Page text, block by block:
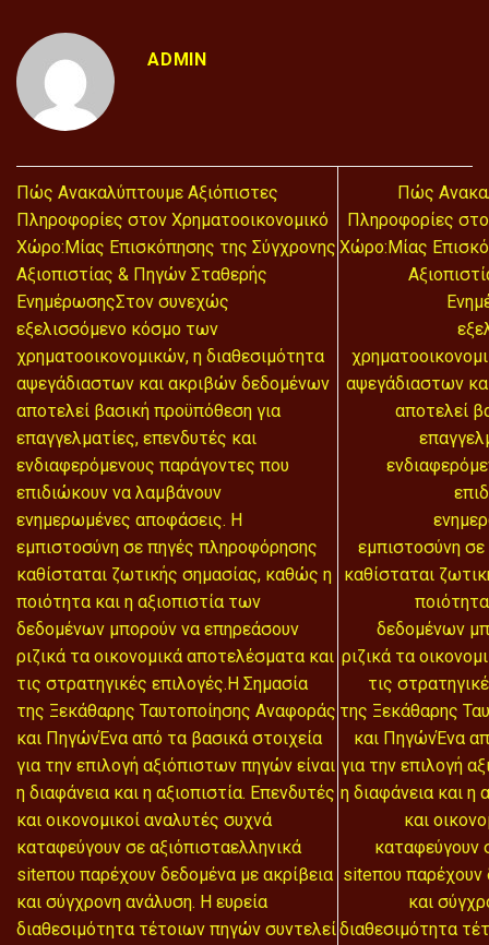
ADMIN
Πώς Ανακαλύπτουμε Αξιόπιστες
Πληροφορίες στον Χρηματοοικονομικό
Χώρο:Μίας Επισκόπησης της Σύγχρονης
Αξιοπιστίας & Πηγών Σταθερής
ΕνημέρωσηςΣτον συνεχώς
εξελισσόμενο κόσμο των
χρηματοοικονομικών, η διαθεσιμότητα
αψεγάδιαστων και ακριβών δεδομένων
αποτελεί βασική προϋπόθεση για
επαγγελματίες, επενδυτές και
ενδιαφερόμενους παράγοντες που
επιδιώκουν να λαμβάνουν
ενημερωμένες αποφάσεις. Η
εμπιστοσύνη σε πηγές πληροφόρησης
καθίσταται ζωτικής σημασίας, καθώς η
ποιότητα και η αξιοπιστία των
δεδομένων μπορούν να επηρεάσουν
ριζικά τα οικονομικά αποτελέσματα και
τις στρατηγικές επιλογές.Η Σημασία
της Ξεκάθαρης Ταυτοποίησης Αναφοράς
και ΠηγώνΈνα από τα βασικά στοιχεία
για την επιλογή αξιόπιστων πηγών είναι
η διαφάνεια και η αξιοπιστία. Επενδυτές
και οικονομικοί αναλυτές συχνά
καταφεύγουν σε αξιόπισταελληνικά
siteπου παρέχουν δεδομένα με ακρίβεια
και σύγχρονη ανάλυση. Η ευρεία
διαθεσιμότητα τέτοιων πηγών συντελεί
Πώς
Πληροφορίες
Χώρο:Μίας
αψεγάδιαστων
αποτελεί
εμπιστοσύνη
καθίσταται
δεδομένων
ριζικά τα
τις
της Ξεκάθαρης
και ΠηγώνΈνα
για την επιλογή
η διαφάνεια και η
και
καταφεύγουν
siteπου παρέχουν
και
διαθεσιμότητα